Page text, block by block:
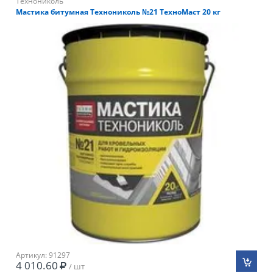
Мастика битумная Технониколь №21 ТехноМаст 20 кг
Артикул: 91297
4 010.60 / шт